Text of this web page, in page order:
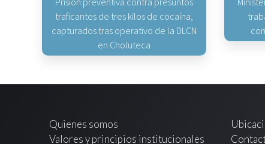
traficantes de tres kilos de cocaína,
capturados tras operativo de la DLCN
en Choluteca
Quienes somos
Valores y principios institucionales